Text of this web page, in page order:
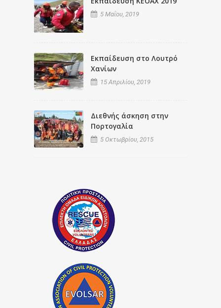
5 Μαΐου, 2019
Εκπαίδευση στο Λουτρό
Χανίων
15 Απριλίου, 2019
Διεθνής άσκηση στην
Πορτογαλία
5 Οκτωβρίου, 2015